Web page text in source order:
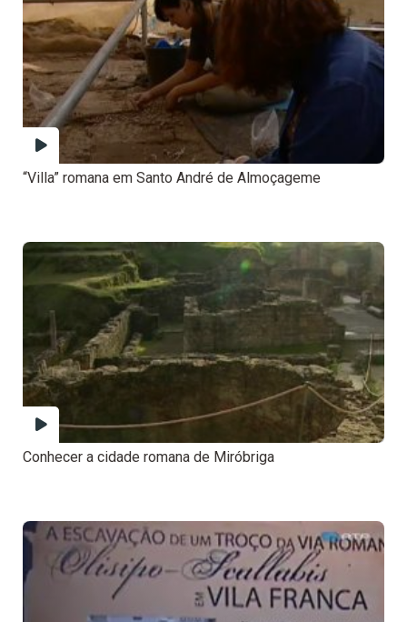
“Villa” romana em Santo André de Almoçageme
Conhecer a cidade romana de Miróbriga